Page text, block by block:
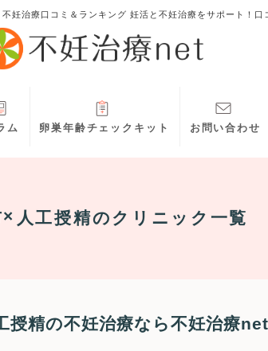
妊治療口コミ＆ランキング 妊活と不妊治療をサポート！口
ム 卵巣年齢チェックキット お問い合わせ
人工授精のクリニック一覧
授精の不妊治療なら不妊治療net